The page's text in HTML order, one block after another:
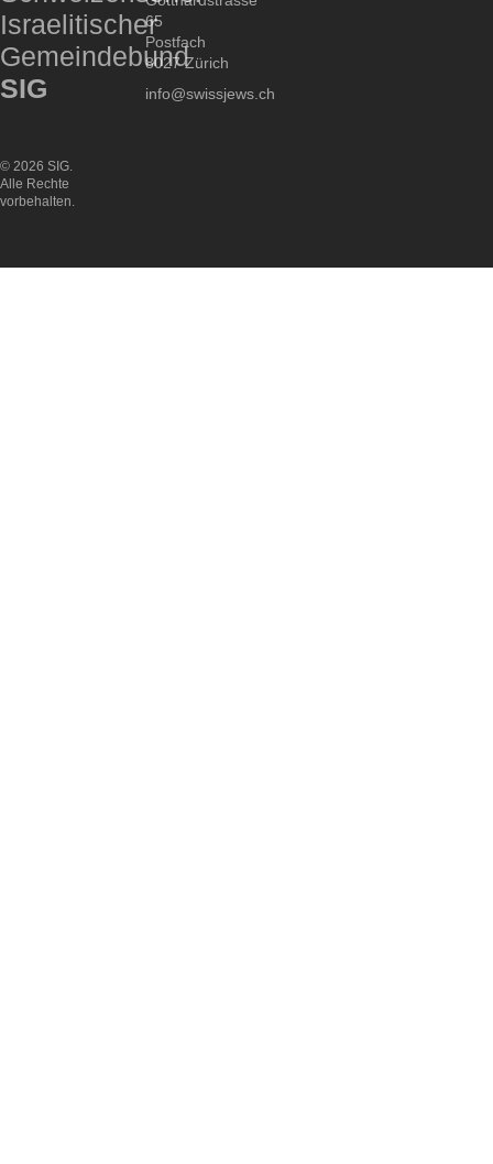
Israelitischer
Gemeindebund
SIG
65
Postfach
8027 Zürich
info@swissjews.ch
© 2026 SIG.
Alle Rechte
vorbehalten.